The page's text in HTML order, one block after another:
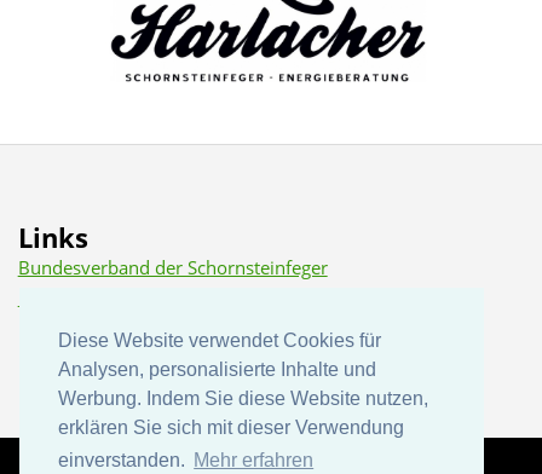
Diese Website verwendet Cookies für
Analysen, personalisierte Inhalte und
Werbung. Indem Sie diese Website nutzen,
erklären Sie sich mit dieser Verwendung
einverstanden. Mehr erfahren
Diese Website verwendet Cookies für
Analysen, personalisierte Inhalte und
Werbung. Indem Sie diese Website nutzen,
erklären Sie sich mit dieser Verwendung
einverstanden. Mehr erfahren
Links
Bundesverband der Schornsteinfeger